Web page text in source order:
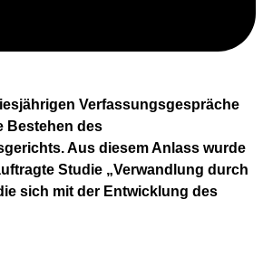
Verfassungsgespräche
Bestehen des
Aus diesem Anlass wurde
Studie „Verwandlung durch
sich mit der Entwicklung des